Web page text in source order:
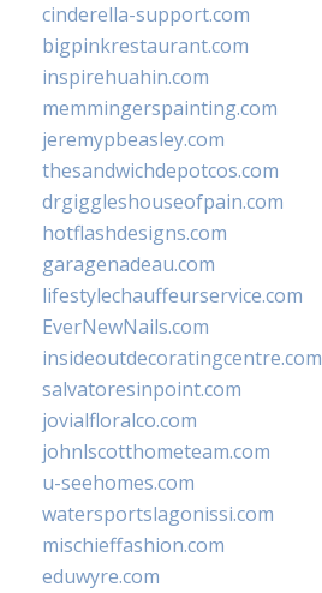
cinderella-support.com
bigpinkrestaurant.com
inspirehuahin.com
memmingerspainting.com
jeremypbeasley.com
thesandwichdepotcos.com
drgiggleshouseofpain.com
hotflashdesigns.com
garagenadeau.com
lifestylechauffeurservice.com
EverNewNails.com
insideoutdecoratingcentre.com
salvatoresinpoint.com
jovialfloralco.com
johnlscotthometeam.com
u-seehomes.com
watersportslagonissi.com
mischieffashion.com
eduwyre.com